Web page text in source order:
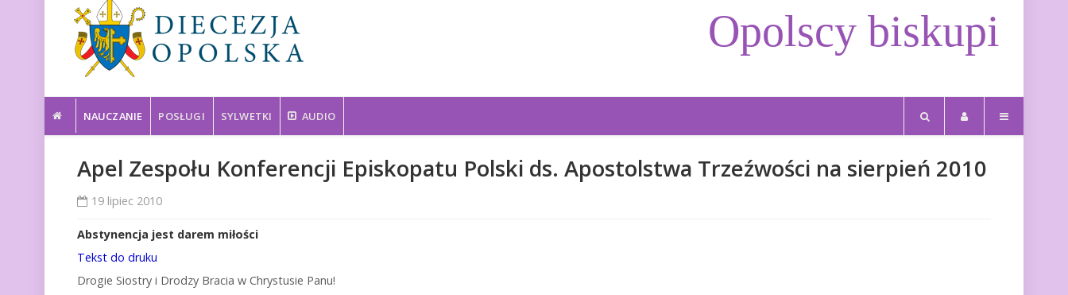
Opolscy biskupi
NAUCZANIE POSŁUGI SYLWETKI AUDIO
Apel Zespołu Konferencji Episkopatu Polski ds. Apostolstwa Trzeźwości na sierpień 2010
19 lipiec 2010
Abstynencja jest darem miłości
Tekst do druku
Drogie Siostry i Drodzy Bracia w Chrystusie Panu!